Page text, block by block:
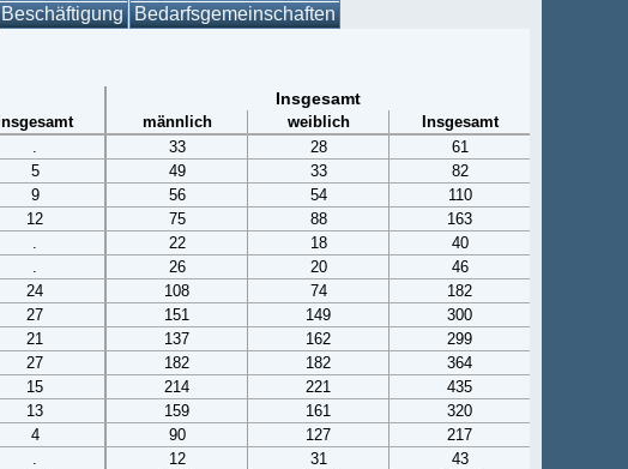
Beschäftigung Bedarfsgemeinschaften
Insgesamt
Insgesamt männlich weiblich
Insgesamt
. 33 28
61
5 49 33
82
9 56 54
110
12 75 88
163
. 22 18
40
. 26 20
46
24 108 74
182
27 151 149
300
21 137 162
299
27 182 182
364
15 214 221
435
13 159 161
320
4 90 127
217
. 12 31
43